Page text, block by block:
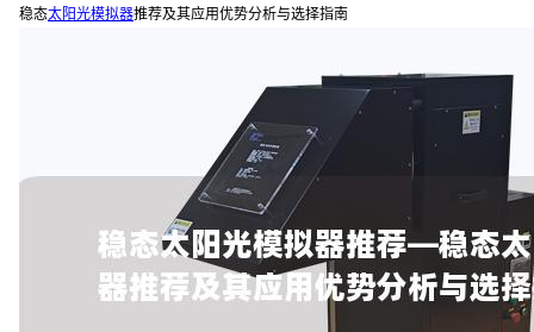
稳态太阳光模拟器推荐及其应用优势分析与选择指南